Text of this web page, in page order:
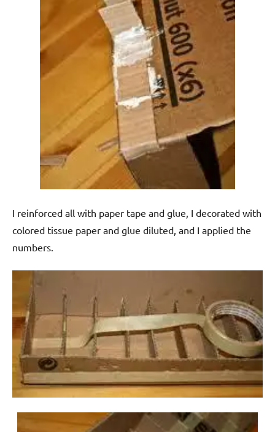
I reinforced all with paper tape and glue, I decorated with
colored tissue paper and glue diluted, and I applied the
numbers.